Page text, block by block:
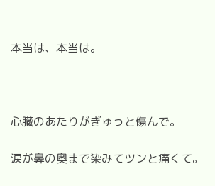
本当は、本当は。
心臓のあたりがぎゅっと傷んで。
涙が鼻の奥まで染みてツンと痛くて。